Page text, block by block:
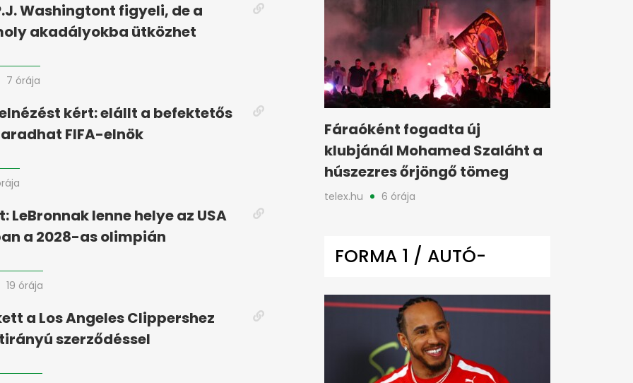
Washingtont figyeli, de a
akadályokba ütközhet
7 órája
kért: elállt a befektetős
FIFA-elnök
LeBronnak lenne helye az USA
a 2028-as olimpián
19 órája
a Los Angeles Clippershez
szerződéssel
Fáraóként fogadta új
klubjánál Mohamed Szaláht a
húszezres őrjöngő tömeg
telex.hu 6 órája
FORMA 1 / AUTÓ-
MOTOR